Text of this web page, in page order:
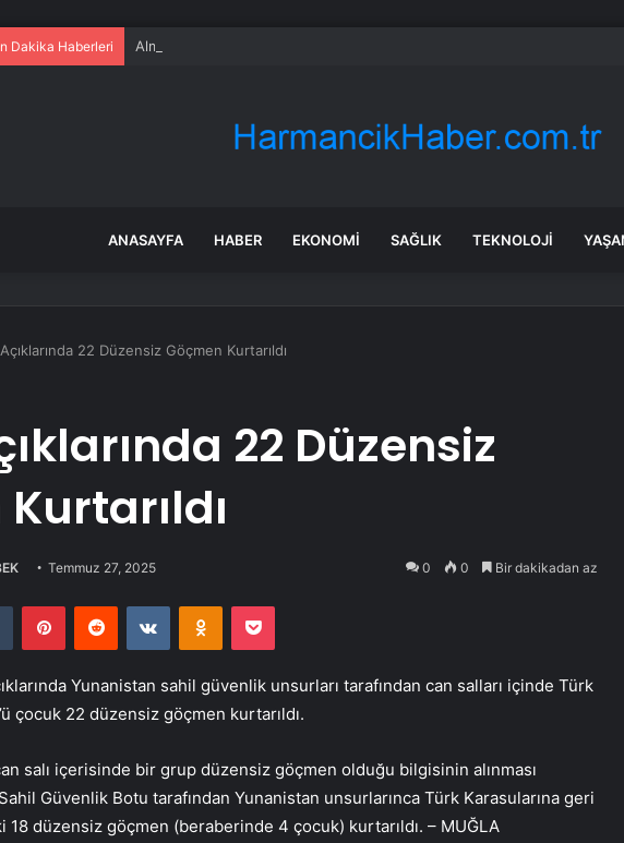
Dakika Haberleri Almanya Dışişleri Bakanı Wadephul, 20 Yıl Sonra Moritanya’yı Ziyaret Etti
ANASAYFA HABER EKONOMI SAĞLIK TEKNOLOJI
22 Düzensiz Göçmen Kurtarıldı
22 Düzensiz
Temmuz 27, 2025 0 0 Bir dakikadan az
Tumblr PinterestReddit VKontakteOdnoklassniki
Pocket
Yunanistan sahil güvenlik unsurları tarafından can salları içinde Türk
çocuk 22 düzensiz göçmen kurtarıldı.
salı içerisinde bir grup düzensiz göçmen olduğu bilgisinin alınması
Güvenlik Botu tarafından Yunanistan unsurlarınca Türk Karasularına geri
18 düzensiz göçmen (beraberinde 4 çocuk) kurtarıldı. – MUĞLA